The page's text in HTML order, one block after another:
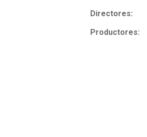
Directores:
Productores: